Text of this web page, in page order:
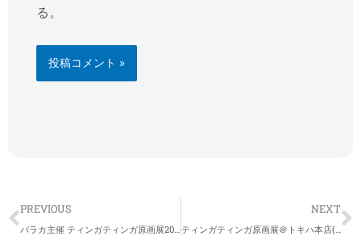
る。
Prev
PREVIOUS NEXT
ティンガティンガ原画展＠トキハ本店(大分)